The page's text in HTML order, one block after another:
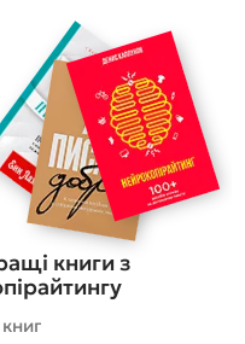
книги з